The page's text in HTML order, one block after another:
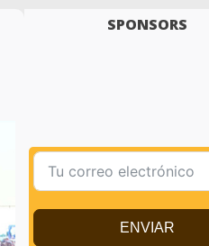
SPONSORS
ENVIAR